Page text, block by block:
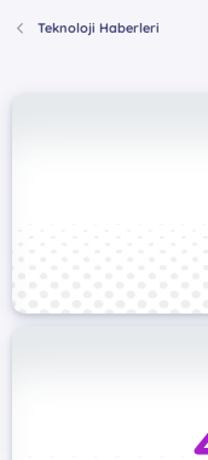
Teknoloji Haberleri